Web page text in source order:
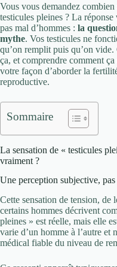
Vous vous demandez
testicules pleines ? La
pas mal d’hommes : la
mythe. Vos testicules ne
qu’on remplit puis qu’on vide.
ça, et comprendre comment
votre façon d’aborder la
reproductive.
Sommaire
La sensation de « testicules
vraiment ?
Une perception subjective,
Cette sensation de tension, de
certains hommes décrivent
pleines » est réelle, mais elle
varie d’un homme à l’autre et
médical fiable du niveau de